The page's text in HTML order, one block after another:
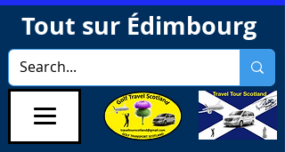
Tout sur Édimbourg